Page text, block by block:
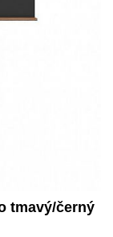
tmavý/černý